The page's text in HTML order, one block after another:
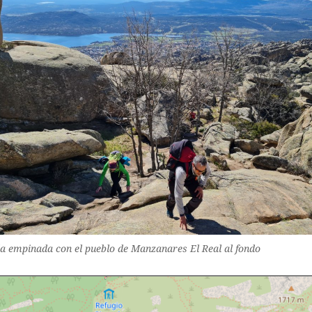
empinada con el pueblo de Manzanares El Real al fondo